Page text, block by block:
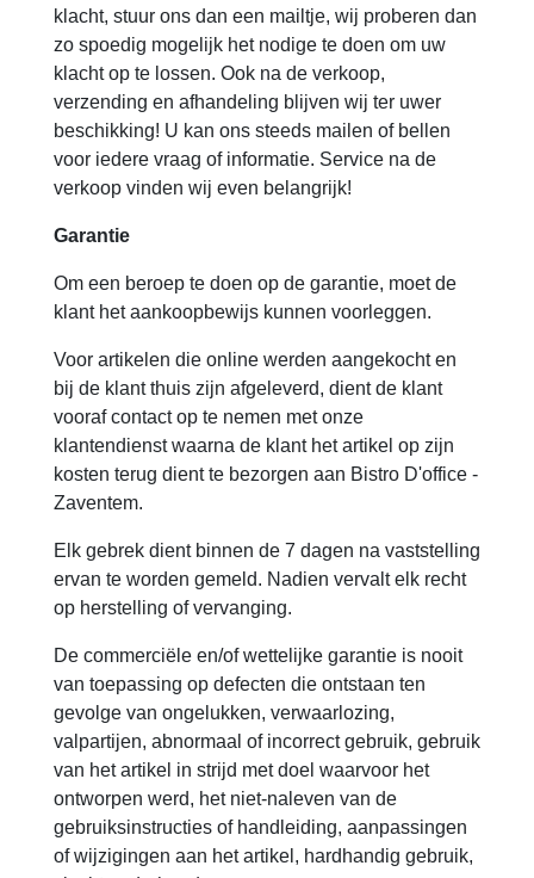
klacht, stuur ons dan een mailtje, wij proberen dan
zo spoedig mogelijk het nodige te doen om uw
klacht op te lossen. Ook na de verkoop,
verzending en afhandeling blijven wij ter uwer
beschikking! U kan ons steeds mailen of bellen
voor iedere vraag of informatie. Service na de
verkoop vinden wij even belangrijk!
Garantie
Om een beroep te doen op de garantie, moet de
klant het aankoopbewijs kunnen voorleggen.
Voor artikelen die online werden aangekocht en
bij de klant thuis zijn afgeleverd, dient de klant
vooraf contact op te nemen met onze
klantendienst waarna de klant het artikel op zijn
kosten terug dient te bezorgen aan Bistro D'office -
Zaventem.
Elk gebrek dient binnen de 7 dagen na vaststelling
ervan te worden gemeld. Nadien vervalt elk recht
op herstelling of vervanging.
De commerciële en/of wettelijke garantie is nooit
van toepassing op defecten die ontstaan ten
gevolge van ongelukken, verwaarlozing,
valpartijen, abnormaal of incorrect gebruik, gebruik
van het artikel in strijd met doel waarvoor het
ontworpen werd, het niet-naleven van de
gebruiksinstructies of handleiding, aanpassingen
of wijzigingen aan het artikel, hardhandig gebruik,